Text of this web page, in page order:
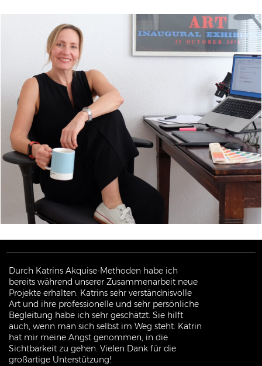
Durch Katrins Akquise-Methoden habe ich
bereits während unserer Zusammenarbeit neue
Projekte erhalten. Katrins sehr verständnisvolle
Art und ihre professionelle und sehr persönliche
Begleitung habe ich sehr geschätzt. Sie hilft
auch, wenn man sich selbst im Weg steht. Katrin
hat mir meine Angst genommen, in die
Sichtbarkeit zu gehen. Vielen Dank für die
großartige Unterstützung!